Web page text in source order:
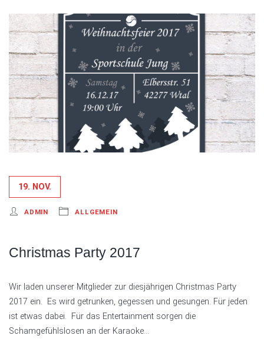
19. NOV.
ADMIN ALLGEMEIN
Christmas Party 2017
Wir laden unserer Mitglieder zur diesjährigen Christmas Party
2017 ein. Es wird getrunken, gegessen und gesungen. Für jeden
ist etwas dabei. Für das Entertainment sorgen die
Schamgefühlslosen an der Karaoke…